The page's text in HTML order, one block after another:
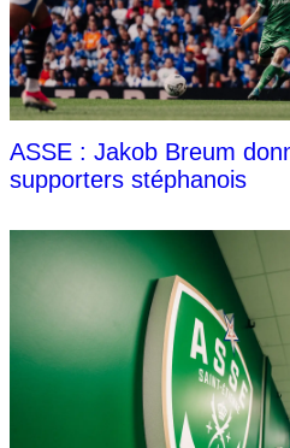
ASSE : Jakob Breum
supporters stéphanois